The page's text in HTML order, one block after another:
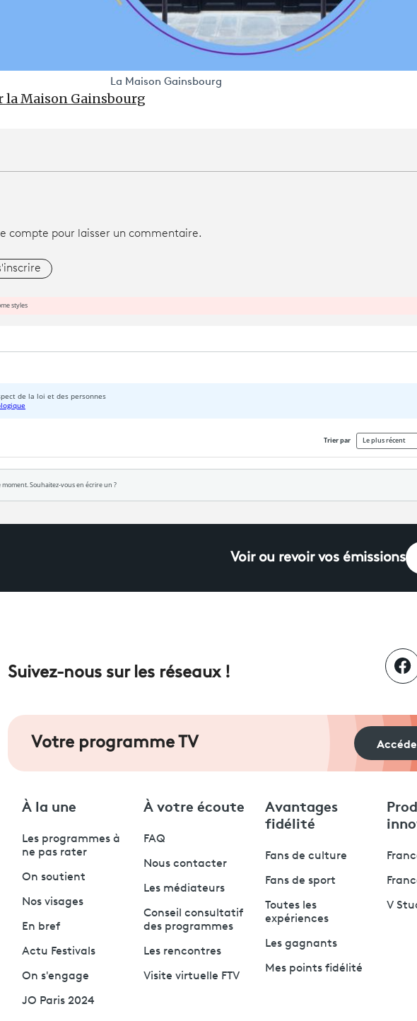
La Maison Gainsbourg
la Maison Gainsbourg
compte pour laisser un commentaire.
Voir ou revoir vos émissions
Suivez-nous sur les réseaux !
Votre programme TV
À la une
Les programmes à
ne pas rater
On soutient
Nos visages
En bref
Actu Festivals
On s'engage
JO Paris 2024
À votre écoute
FAQ
Nous contacter
Les médiateurs
Conseil consultatif
des programmes
Les rencontres
Visite virtuelle FTV
Avantages
fidélité
Fans de culture
Fans de sport
Toutes les
expériences
Les gagnants
Mes points fidélité
V